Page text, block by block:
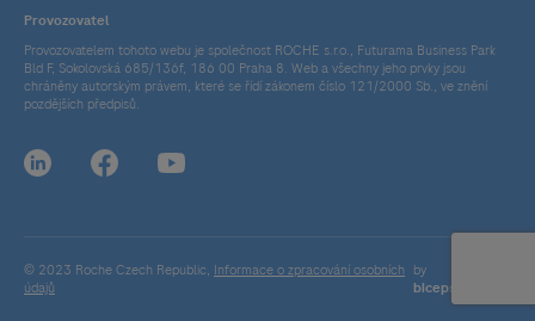
Provozovatel
Provozovatelem tohoto webu je společnost ROCHE s.r.o., Futurama Business Park
Bld F, Sokolovská 685/136f, 186 00 Praha 8. Web a všechny jeho prvky jsou
chráněny autorským právem, které se řídí zákonem číslo 121/2000 Sb., ve znění
pozdějších předpisů.
© 2023 Roche Czech Republic, Informace o zpracování osobních
údajů
by
bicepsdigital.